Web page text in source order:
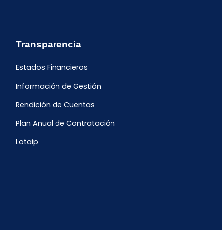
Transparencia
Estados Financieros
Información de Gestión
Rendición de Cuentas
Plan Anual de Contratación
Lotaip